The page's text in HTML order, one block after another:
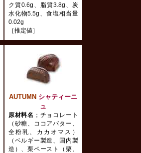
ク質0.6g、脂質3.8g、炭
水化物5.5g、食塩相当量
0.02g
［推定値］
AUTUMN シャティーニ
ュ
原材料名 ；チョコレート
（砂糖、ココアバター、
全粉乳、カカオマス）
（ベルギー製造、国内製
造）、栗ペースト（栗、